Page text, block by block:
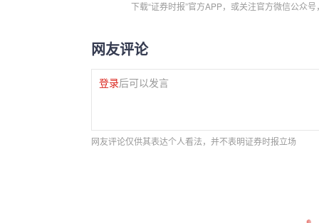
下载“证券时报”官方APP，或关注官方微信公众
网友评论
登录后可以发言
网友评论仅供其表达个人看法，并不表明证券时报立场